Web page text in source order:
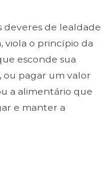
deveres de lealdade
viola o princípio da
esconde sua
ou pagar um valor
a alimentário que
e manter a